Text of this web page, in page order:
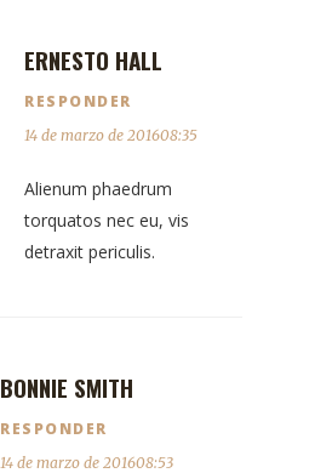
ERNESTO HALL
RESPONDER
14 de marzo de 201608:35
Alienum phaedrum
torquatos nec eu, vis
detraxit periculis.
BONNIE SMITH
RESPONDER
14 de marzo de 201608:53